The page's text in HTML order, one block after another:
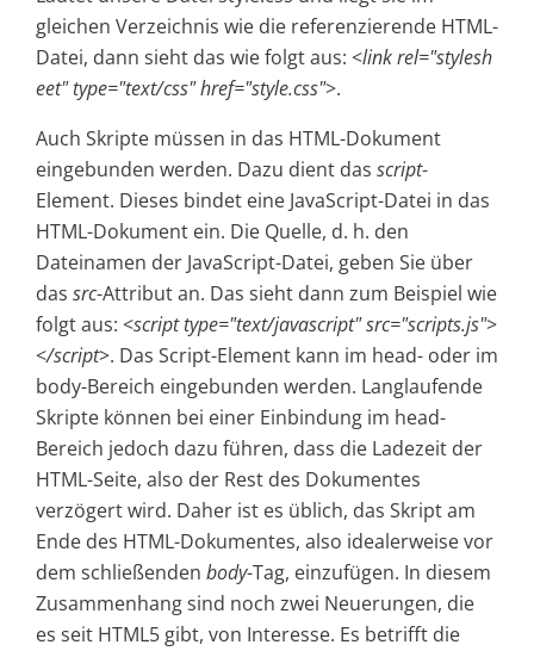
gleichen Verzeichnis wie die referenzierende HTML-
Datei, dann sieht das wie folgt aus: <link rel="stylesh
eet" type="text/css" href="style.css">.
Auch Skripte müssen in das HTML-Dokument
eingebunden werden. Dazu dient das script-
Element. Dieses bindet eine JavaScript-Datei in das
HTML-Dokument ein. Die Quelle, d. h. den
Dateinamen der JavaScript-Datei, geben Sie über
das src-Attribut an. Das sieht dann zum Beispiel wie
folgt aus: <script type="text/javascript" src="scripts.js">
</script>. Das Script-Element kann im head- oder im
body-Bereich eingebunden werden. Langlaufende
Skripte können bei einer Einbindung im head-
Bereich jedoch dazu führen, dass die Ladezeit der
HTML-Seite, also der Rest des Dokumentes
verzögert wird. Daher ist es üblich, das Skript am
Ende des HTML-Dokumentes, also idealerweise vor
dem schließenden body-Tag, einzufügen. In diesem
Zusammenhang sind noch zwei Neuerungen, die
es seit HTML5 gibt, von Interesse. Es betrifft die